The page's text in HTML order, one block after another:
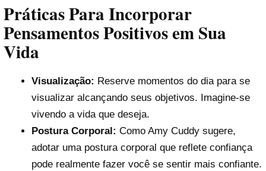
Práticas Para Incorporar
Pensamentos Positivos em Sua
Vida
Visualização: Reserve momentos do dia para se
visualizar alcançando seus objetivos. Imagine-se
vivendo a vida que deseja.
Postura Corporal: Como Amy Cuddy sugere,
adotar uma postura corporal que reflete confiança
pode realmente fazer você se sentir mais confiante.